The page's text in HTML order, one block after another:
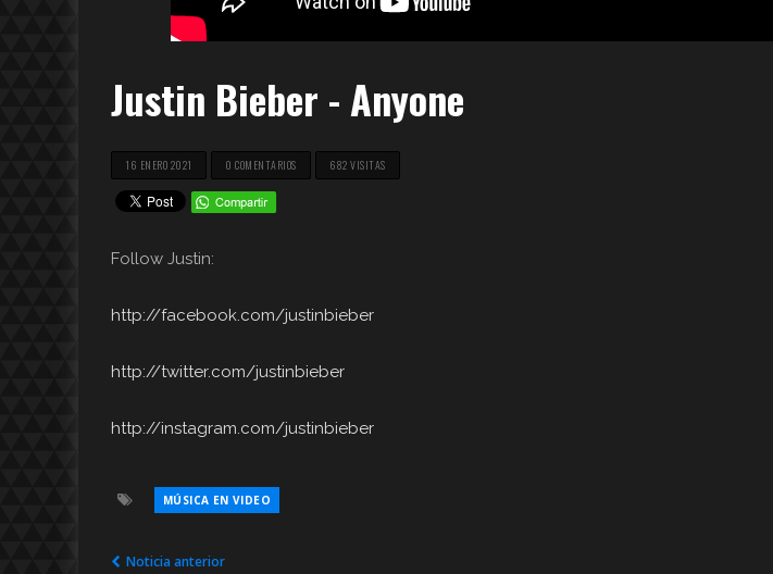
Justin Bieber - Anyone
16 ENERO 2021 0 COMENTARIOS 682 VISITAS
Follow Justin:
http://facebook.com/justinbieber
http://twitter.com/justinbieber
http://instagram.com/justinbieber
MÚSICA EN VIDEO
Noticia anterior